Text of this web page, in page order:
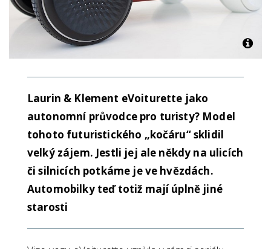
Laurin & Klement eVoiturette jako
autonomní průvodce pro turisty? Model
tohoto futuristického „kočáru“ sklidil
velký zájem. Jestli jej ale někdy na ulicích
či silnicích potkáme je ve hvězdách.
Automobilky teď totiž mají úplně jiné
starosti